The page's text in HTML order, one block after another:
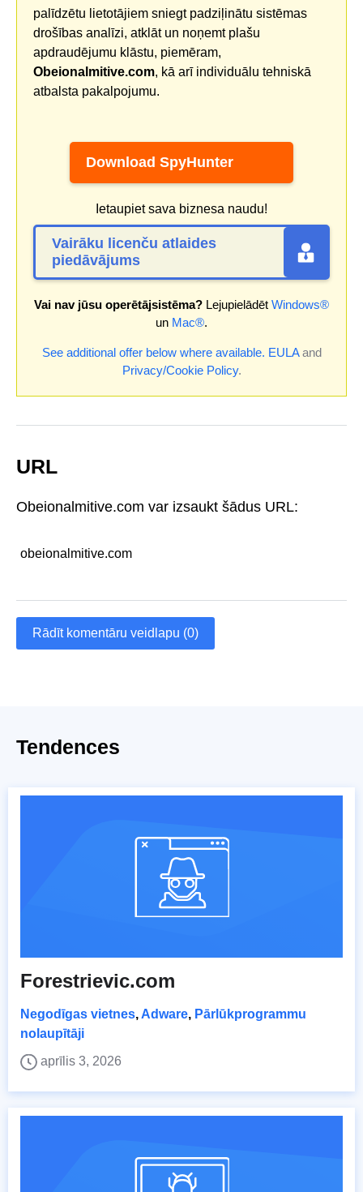
palīdzētu lietotājiem sniegt padziļinātu sistēmas
drošības analīzi, atklāt un noņemt plašu
apdraudējumu klāstu, piemēram,
Obeionalmitive.com, kā arī individuālu tehniskā
atbalsta pakalpojumu.
Download SpyHunter
Ietaupiet sava biznesa naudu!
Vairāku licenču atlaides
piedāvājums
Vai nav jūsu operētājsistēma? Lejupielādēt Windows®
un Mac®.
See additional offer below where available. EULAand
Privacy/Cookie Policy.
URL
Obeionalmitive.com var izsaukt šādus URL:
obeionalmitive.com
Rādīt komentāru veidlapu (0)
Tendences
Forestrievic.com
Negodīgas vietnes, Adware, Pārlūkprogrammu
nolaupītāji
aprīlis 3, 2026